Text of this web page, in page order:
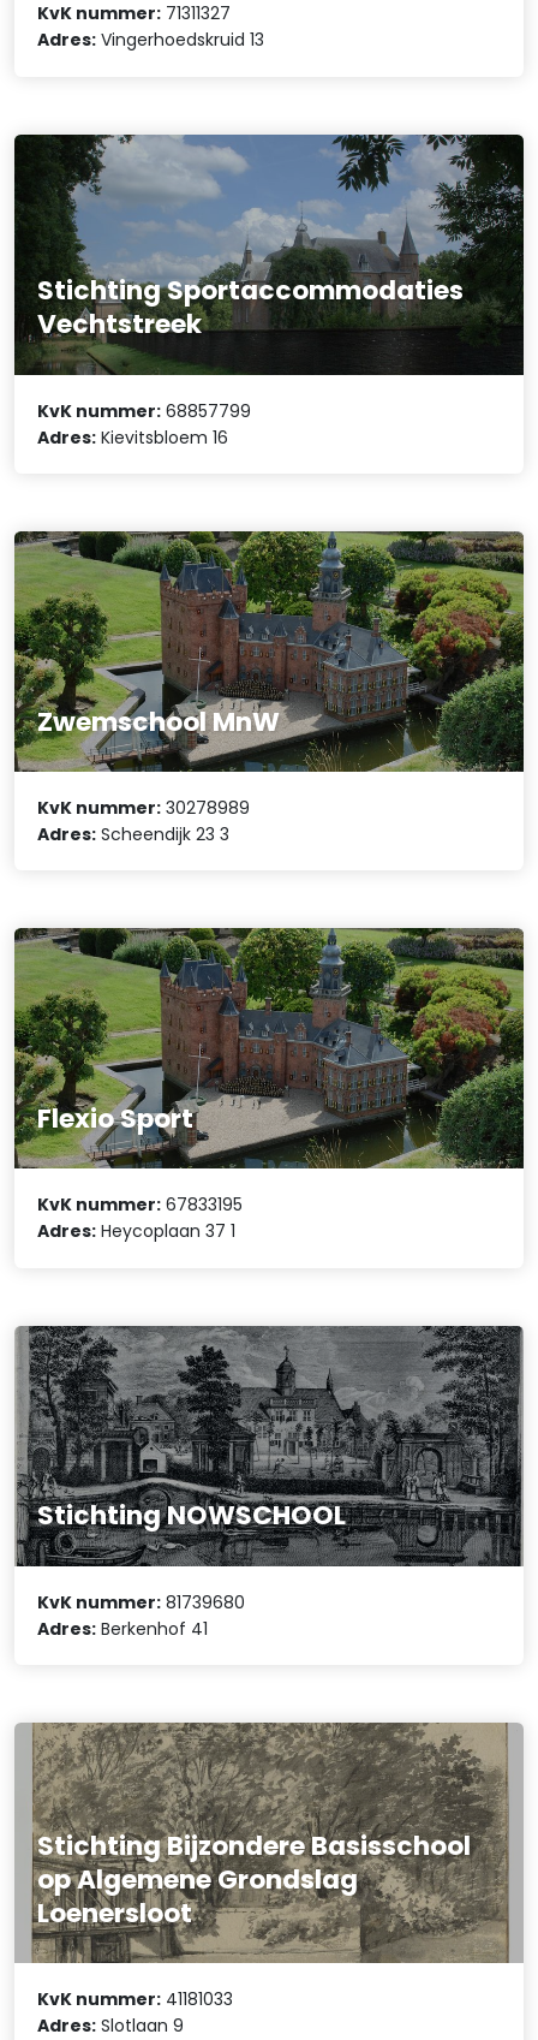
KvK nummer: 71311327
Adres: Vingerhoedskruid 13
Stichting Sportaccommodaties
Vechtstreek
KvK nummer: 68857799
Adres: Kievitsbloem 16
Zwemschool MnW
KvK nummer: 30278989
Adres: Scheendijk 23 3
Flexio Sport
KvK nummer: 67833195
Adres: Heycoplaan 37 1
Stichting NOWSCHOOL
KvK nummer: 81739680
Adres: Berkenhof 41
Stichting Bijzondere Basisschool
op Algemene Grondslag
Loenersloot
KvK nummer: 41181033
Adres: Slotlaan 9